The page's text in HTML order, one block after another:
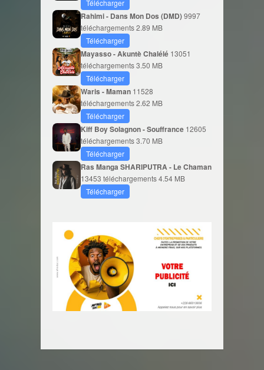
Télécharger
Rahimi - Dans Mon Dos (DMD)9997
téléchargements2.89 MB
Télécharger
Mayasso - Akuntè Chalélé 13051
téléchargements3.50 MB
Télécharger
Waris - Maman 11528
téléchargements2.62 MB
Télécharger
Kiff Boy Solagnon - Souffrance 12605
téléchargements3.70 MB
Télécharger
Ras Manga SHARIPUTRA - Le Chaman
13453 téléchargements4.54 MB
Télécharger